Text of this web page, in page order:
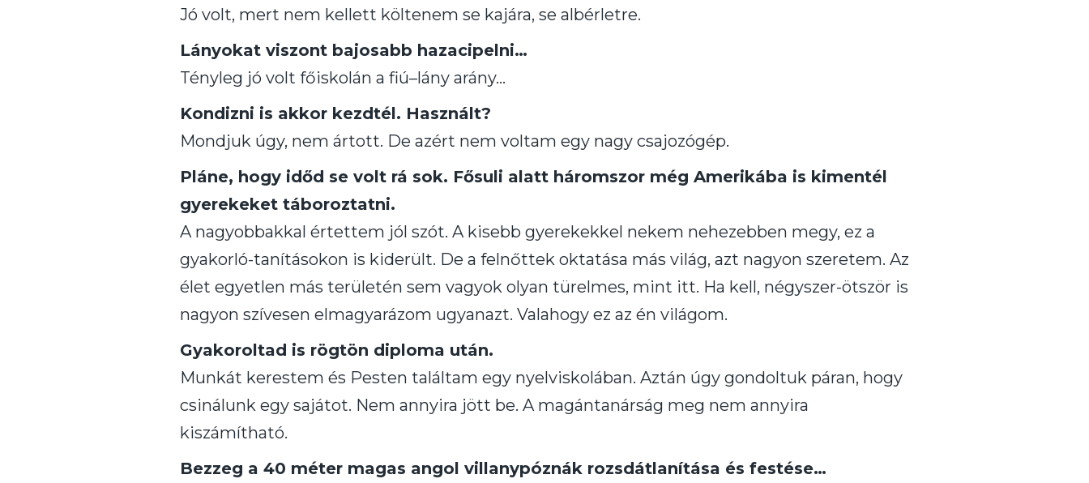
Jó volt, mert nem kellett költenem se kajára, se albérletre.
Lányokat viszont bajosabb hazacipelni…
Tényleg jó volt főiskolán a fiú–lány arány…
Kondizni is akkor kezdtél. Használt?
Mondjuk úgy, nem ártott. De azért nem voltam egy nagy csajozógép.
Pláne, hogy időd se volt rá sok. Fősuli alatt háromszor még Amerikába is kimentél
gyerekeket táboroztatni.
A nagyobbakkal értettem jól szót. A kisebb gyerekekkel nekem nehezebben megy, ez a
gyakorló-tanításokon is kiderült. De a felnőttek oktatása más világ, azt nagyon szeretem. Az
élet egyetlen más területén sem vagyok olyan türelmes, mint itt. Ha kell, négyszer-ötször is
nagyon szívesen elmagyarázom ugyanazt. Valahogy ez az én világom.
Gyakoroltad is rögtön diploma után.
Munkát kerestem és Pesten találtam egy nyelviskolában. Aztán úgy gondoltuk páran, hogy
csinálunk egy sajátot. Nem annyira jött be. A magántanárság meg nem annyira
kiszámítható.
Bezzeg a 40 méter magas angol villanypóznák rozsdátlanítása és festése…